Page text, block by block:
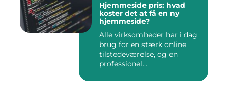
Hjemmeside pris: hvad
koster det at få en ny
hjemmeside?
Alle virksomheder har i dag
brug for en stærk online
tilstedeværelse, og en
professionel...